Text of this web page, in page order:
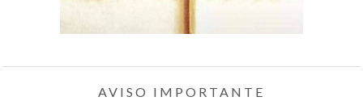
AVISO IMPORTANTE